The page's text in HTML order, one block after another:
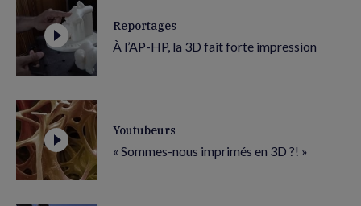
Reportages
À l’AP-HP, la 3D fait forte impression
Youtubeurs
« Sommes-nous imprimés en 3D ?! »